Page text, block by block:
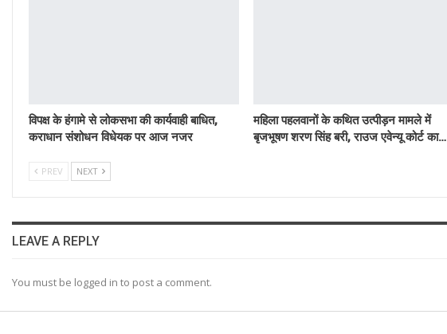
विपक्ष के हंगामे से लोकसभा की कार्यवाही बाधित,
कराधान संशोधन विधेयक पर आज नजर
महिला पहलवानों के कथित उत्पीड़न मामले में
बृजभूषण शरण सिंह बरी, राउज एवेन्यू कोर्ट का…
PREV NEXT
LEAVE A REPLY
You must be logged in to post a comment.